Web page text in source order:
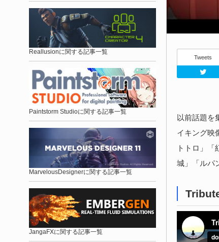
Tweets
以前話題を
イキング映
トトロ」
城」「ルパ
Reallusionに関する記事一覧
Paintstorm Studioに関する記事一覧
MarvelousDesignerに関する記事一覧
JangaFXに関する記事一覧